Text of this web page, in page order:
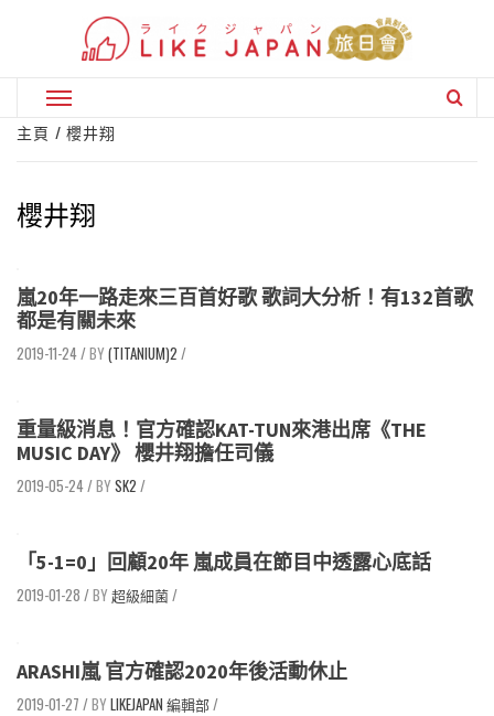
Primary
Menu
主頁 櫻井翔
櫻井翔
嵐20年一路走來三百首好歌 歌詞大分析！有132首歌
都是有關未來
2019-11-24/ (TITANIUM)2 /
重量級消息！官方確認KAT-TUN來港出席《THE
MUSIC DAY》 櫻井翔擔任司儀
2019-05-24/ SK2 /
「5-1=0」回顧20年 嵐成員在節目中透露心底話
2019-01-28 / 超級細菌/
ARASHI嵐 官方確認2020年後活動休止
2019-01-27 / LIKEJAPAN 編輯部/